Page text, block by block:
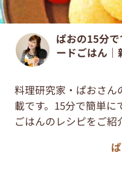
ぱおの15分
ードごはん｜
料理研究家・ぱおさん
載です。15分で簡単
ごはんのレシピをご紹